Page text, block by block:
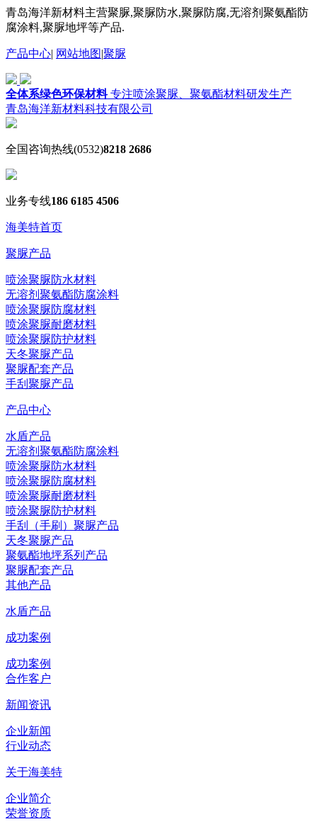
青岛海洋新材料主营聚脲,聚脲防水,聚脲防腐,无溶剂聚氨酯防
腐涂料,聚脲地坪等产品.
产品中心| 网站地图|聚脲
全体系绿色环保材料专注喷涂聚脲、聚氨酯材料研发生产
青岛海洋新材料科技有限公司
全国咨询热线(0532)8218 2686
业务专线186 6185 4506
海美特首页
聚脲产品
喷涂聚脲防水材料
无溶剂聚氨酯防腐涂料
喷涂聚脲防腐材料
喷涂聚脲耐磨材料
喷涂聚脲防护材料
天冬聚脲产品
聚脲配套产品
手刮聚脲产品
产品中心
水盾产品
无溶剂聚氨酯防腐涂料
喷涂聚脲防水材料
喷涂聚脲防腐材料
喷涂聚脲耐磨材料
喷涂聚脲防护材料
手刮（手刷）聚脲产品
天冬聚脲产品
聚氨酯地坪系列产品
聚脲配套产品
其他产品
水盾产品
成功案例
成功案例
合作客户
新闻资讯
企业新闻
行业动态
关于海美特
企业简介
荣誉资质